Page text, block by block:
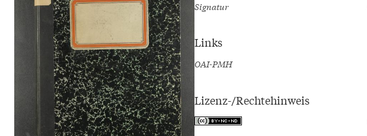
Signatur
Links
OAI-PMH
Lizenz-/Rechtehinweis